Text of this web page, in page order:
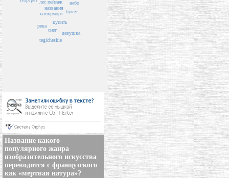
пейзаж
названия
натюрморт
купить
лес
букет
река
снег
tegicheskie
небо
девушка
Название какого
популярного жанра
изобразительного искусства
переводится с французского
как «мертвая натура»?